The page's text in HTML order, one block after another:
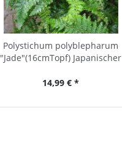
Polystichum polyblepharum
"Jade"(16cmTopf) Japanischer
14,99 € *